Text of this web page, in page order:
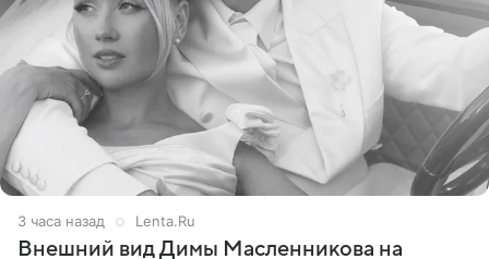
3 часа назад Lenta.Ru
Внешний вид Димы Масленникова на